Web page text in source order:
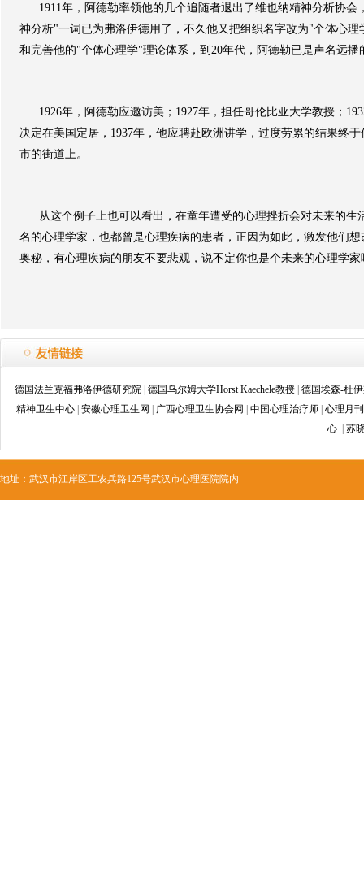
1911年，阿德勒率领他的几个追随者退出了维也纳精神分析协会
神分析"一词已为弗洛伊德用了，不久他又把组织名字改为"个体心理
和完善他的"个体心理学"理论体系，到 20年代，阿德勒已是声名远播
1926年，阿德勒应邀访美； 1927年，担任哥伦比亚大学教授；
决定在美国定居， 1937年，他应聘赴欧洲讲学，过度劳累的结果终
市的街道上。
从这个例子上也可以看出，在童年遭受的心理挫折会对未来的
名的心理学家，也都曾是心理疾病的患者，正因为如此，激发他们
奥秘，有心理疾病的朋友不要悲观，说不定你也是个未来的心理学家
德国法兰克福弗洛伊德研究院 德国乌尔姆大学Horst Kaechele教授 德国埃森-杜
精神卫生中心 安徽心理卫生网 广西心理卫生协会网 中国心理治疗师 心理月
心
苏
地址：武汉市江岸区工农兵路125号武汉市心理医院院内